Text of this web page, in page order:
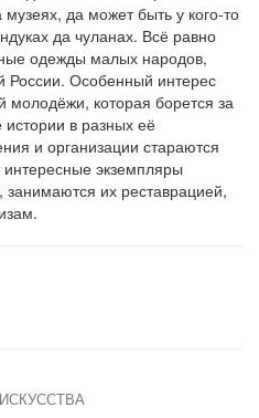
музеях, да может быть у кого-то
да чуланах. Всё равно
одежды малых народов,
России. Особенный интерес
молодёжи, которая борется за
истории в разных её
и организации стараются
экземпляры
их реставрацией,